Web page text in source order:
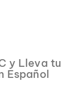
y Lleva tu
Español